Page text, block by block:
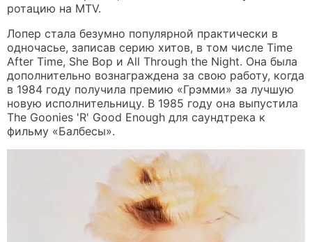
ротацию на MTV.
Лопер стала безумно популярной практически в
одночасье, записав серию хитов, в том числе Time
After Time, She Bop и All Through the Night. Она была
дополнительно вознаграждена за свою работу, когда
в 1984 году получила премию «Грэмми» за лучшую
новую исполнительницу. В 1985 году она выпустила
The Goonies 'R' Good Enough для саундтрека к
фильму «Балбесы».